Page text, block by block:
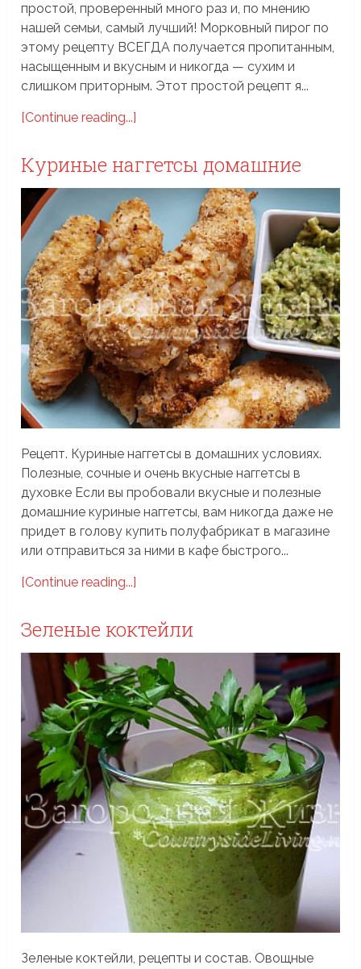
простой, проверенный много раз и, по мнению
нашей семьи, самый лучший! Морковный пирог по
этому рецепту ВСЕГДА получается пропитанным,
насыщенным и вкусным и никогда — сухим и
слишком приторным. Этот простой рецепт я...
[Continue reading...]
Куриные наггетсы домашние
Рецепт. Куриные наггетсы в домашних условиях.
Полезные, сочные и очень вкусные наггетсы в
духовке Если вы пробовали вкусные и полезные
домашние куриные наггетсы, вам никогда даже не
придет в голову купить полуфабрикат в магазине
или отправиться за ними в кафе быстрого...
[Continue reading...]
Зеленые коктейли
Зеленые коктейли, рецепты и состав. Овощные